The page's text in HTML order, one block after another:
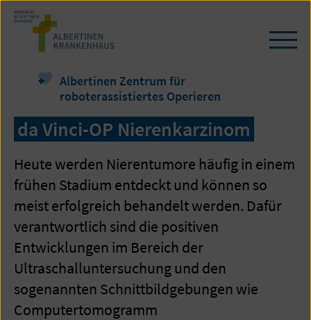
Zum
Seiteninhalt
springen
Albertinen Zentrum für
roboterassistiertes Operieren
da Vinci-OP Nierenkarzinom
Heute werden Nierentumore häufig in einem
frühen Stadium entdeckt und können so
meist erfolgreich behandelt werden. Dafür
verantwortlich sind die positiven
Entwicklungen im Bereich der
Ultraschalluntersuchung und den
sogenannten Schnittbildgebungen wie
Computertomogramm